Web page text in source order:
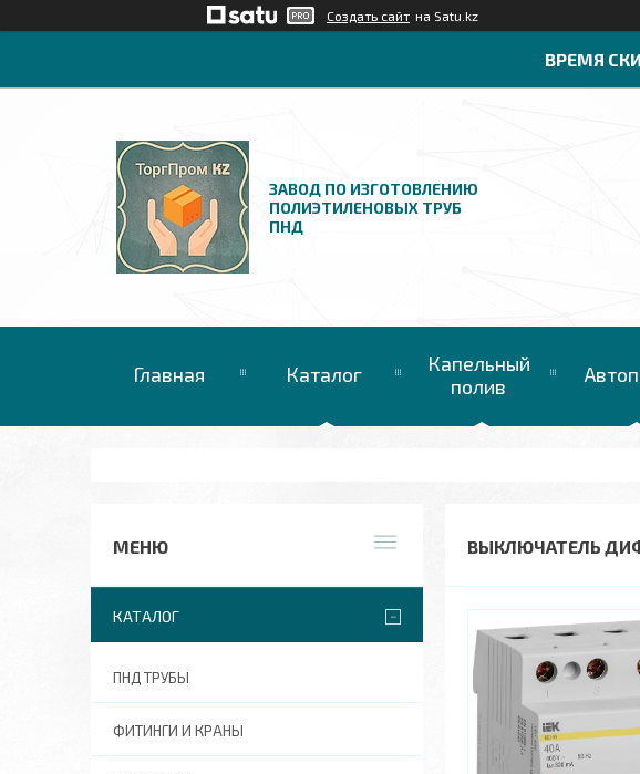
Создать сайт на Satu.kz
ВРЕМЯ
ЗАВОД ПО ИЗГОТОВЛЕНИЮ
ПОЛИЭТИЛЕНОВЫХ ТРУБ
ПНД
Главная Каталог
Капельный
полив
ВЫКЛЮЧАТЕЛЬ
КАТАЛОГ
ПНД ТРУБЫ
ФИТИНГИ И КРАНЫ